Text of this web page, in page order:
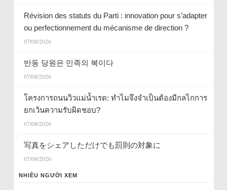
Révision des statuts du Parti : innovation pour s’adapter
ou perfectionnement du mécanisme de direction ?
07/08/2026
반동 당원은 민족의 복이다
07/08/2026
โครงการถนนวิวแม่น้ำเรด: ทำไมจึงจำเป็นต้องมีกลไกการ
ยกเว้นความรับผิดชอบ?
07/08/2026
写真をシェアしただけでも罰則の対象に
07/08/2026
NHIỀU NGƯỜI XEM